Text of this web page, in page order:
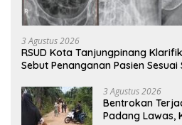
3 Agustus 2026
RSUD Kota Tanjungpinang
Sebut Penanganan Pasien
3 Agustus 2026
Bentrokan
Padang Lawas,